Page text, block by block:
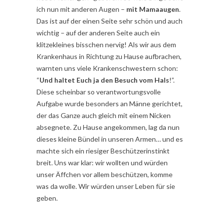
ich nun mit anderen Augen – mit Mamaaugen.
Das ist auf der einen Seite sehr schön und auch
wichtig – auf der anderen Seite auch ein
klitzekleines bisschen nervig! Als wir aus dem
Krankenhaus in Richtung zu Hause aufbrachen,
warnten uns viele Krankenschwestern schon:
“Und haltet Euch ja den Besuch vom Hals!”.
Diese scheinbar so verantwortungsvolle
Aufgabe wurde besonders an Männe gerichtet,
der das Ganze auch gleich mit einem Nicken
absegnete. Zu Hause angekommen, lag da nun
dieses kleine Bündel in unseren Armen… und es
machte sich ein riesiger Beschützerinstinkt
breit. Uns war klar: wir wollten und würden
unser Äffchen vor allem beschützen, komme
was da wolle. Wir würden unser Leben für sie
geben.